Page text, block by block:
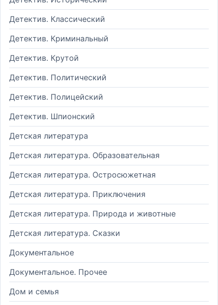
Детектив. Классический
Детектив. Криминальный
Детектив. Крутой
Детектив. Политический
Детектив. Полицейский
Детектив. Шпионский
Детская литература
Детская литература. Образовательная
Детская литература. Остросюжетная
Детская литература. Приключения
Детская литература. Природа и животные
Детская литература. Сказки
Документальное
Документальное. Прочее
Дом и семья